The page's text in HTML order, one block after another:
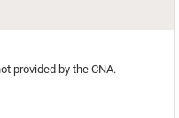
provided by the CNA.